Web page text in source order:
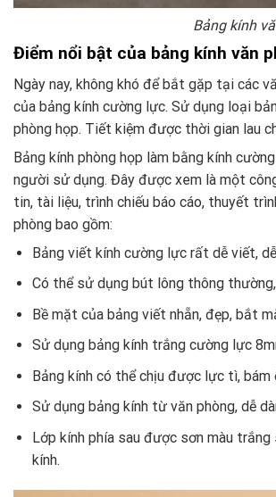
Bảng kính
Điểm nổi bật của bảng kính văn
Ngày nay, không khó để bắt gặp tại các
của bảng kính cường lực. Sử dụng loại
phòng họp. Tiết kiệm được thời gian lau
Bảng kính phòng họp làm bằng kính
người sử dụng. Đây được xem là một
tin, tài liệu, trình chiếu báo cáo, thuyết
phòng bao gồm:
Bảng viết kính cường lực rất dễ viết,
Có thể sử dụng bút lông thông
Bề mặt của bảng viết nhẵn, đẹp, bắt
Sử dụng bảng kính trắng cường lực
Bảng kính có thể chịu được lực tì, bám
Sử dụng bảng kính từ văn phòng, dễ
Lớp kính phía sau được sơn màu
kính.